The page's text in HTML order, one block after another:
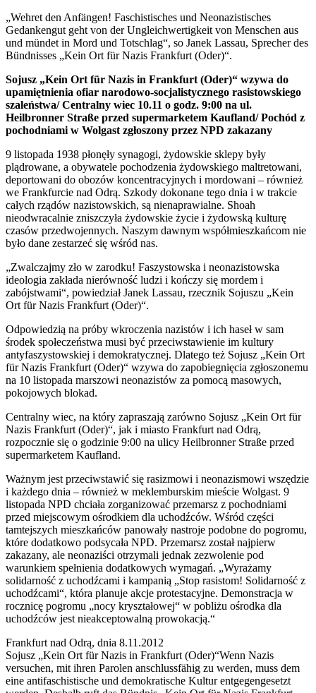
„Wehret den Anfängen! Faschistisches und Neonazistisches
Gedankengut geht von der Ungleichwertigkeit von Menschen aus
und mündet in Mord und Totschlag“, so Janek Lassau, Sprecher des
Bündnisses „Kein Ort für Nazis Frankfurt (Oder)“.
Sojusz „Kein Ort für Nazis in Frankfurt (Oder)“ wzywa do
upamiętnienia ofiar narodowo-socjalistycznego rasistowskiego
szaleństwa/ Centralny wiec 10.11 o godz. 9:00 na ul.
Heilbronner Straße przed supermarketem Kaufland/ Pochód z
pochodniami w Wolgast zgłoszony przez NPD zakazany
9 listopada 1938 płonęły synagogi, żydowskie sklepy były
plądrowane, a obywatele pochodzenia żydowskiego maltretowani,
deportowani do obozów koncentracyjnych i mordowani – również
we Frankfurcie nad Odrą. Szkody dokonane tego dnia i w trakcie
całych rządów nazistowskich, są nienaprawialne. Shoah
nieodwracalnie zniszczyła żydowskie życie i żydowską kulturę
czasów przedwojennych. Naszym dawnym współmieszkańcom nie
było dane zestarzeć się wśród nas.
„Zwalczajmy zło w zarodku! Faszystowska i neonazistowska
ideologia zakłada nierówność ludzi i kończy się mordem i
zabójstwami“, powiedział Janek Lassau, rzecznik Sojuszu „Kein
Ort für Nazis Frankfurt (Oder)“.
Odpowiedzią na próby wkroczenia nazistów i ich haseł w sam
środek społeczeństwa musi być przeciwstawienie im kultury
antyfaszystowskiej i demokratycznej. Dlatego też Sojusz „Kein Ort
für Nazis Frankfurt (Oder)“ wzywa do zapobiegnięcia zgłoszonemu
na 10 listopada marszowi neonazistów za pomocą masowych,
pokojowych blokad.
Centralny wiec, na który zapraszają zarówno Sojusz „Kein Ort für
Nazis Frankfurt (Oder)“, jak i miasto Frankfurt nad Odrą,
rozpocznie się o godzinie 9:00 na ulicy Heilbronner Straße przed
supermarketem Kaufland.
Ważnym jest przeciwstawić się rasizmowi i neonazismowi wszędzie
i każdego dnia – również w meklemburskim mieście Wolgast. 9
listopada NPD chciała zorganizować przemarsz z pochodniami
przed miejscowym ośrodkiem dla uchodźców. Wśród części
tamtejszych mieszkańców panowały nastroje podobne do pogromu,
które dodatkowo podsycała NPD. Przemarsz został najpierw
zakazany, ale neonaziści otrzymali jednak zezwolenie pod
warunkiem spełnienia dodatkowych wymagań. „Wyrażamy
solidarność z uchodźcami i kampanią „Stop rasistom! Solidarność z
uchodźcami“, która planuje akcje protestacyjne. Demonstracja w
rocznicę pogromu „nocy kryształowej“ w pobliżu ośrodka dla
uchodźców jest nieakceptowalną prowokacją.“
Frankfurt nad Odrą, dnia 8.11.2012
Sojusz „Kein Ort für Nazis in Frankfurt (Oder)“Wenn Nazis
versuchen, mit ihren Parolen anschlussfähig zu werden, muss dem
eine antifaschistische und demokratische Kultur entgegengesetzt